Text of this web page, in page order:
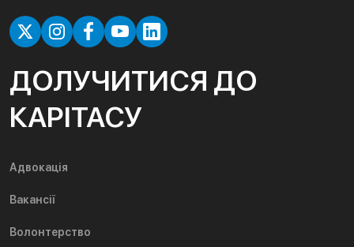
ДОЛУЧИТИСЯ ДО
КАРІТАСУ
Адвокація
Вакансії
Волонтерство